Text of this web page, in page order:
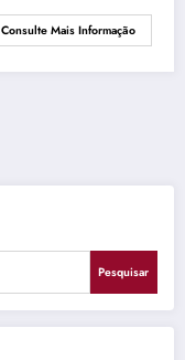
Consulte Mais Informação
Pesquisar